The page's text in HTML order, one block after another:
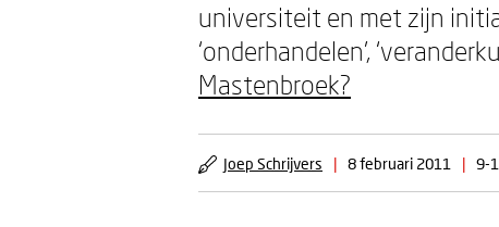
universiteit en met zijn
‘onderhandelen’,
Mastenbroek?
Joep Schrijvers | 8 februari 2011 | 9-